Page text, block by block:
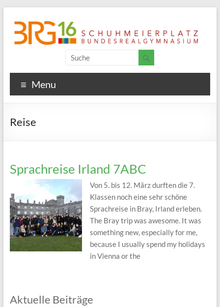
Menu
Reise
Sprachreise Irland 7ABC
Von 5. bis 12. März durften die 7.
Klassen noch eine sehr schöne
Sprachreise in Bray, Irland erleben.
The Bray trip was awesome. It was
something new, especially for me,
because I usually spend my holidays
in Vienna or the
Aktuelle Beiträge